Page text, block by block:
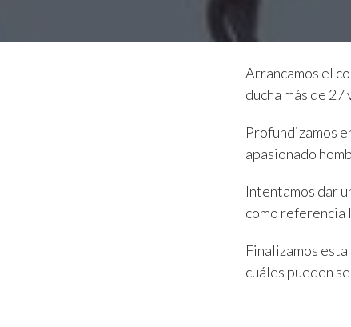
Arrancamos el
ducha más de 27
Profundizamos
apasionado
Intentamos dar
como referencia
Finalizamos
cuáles pueden